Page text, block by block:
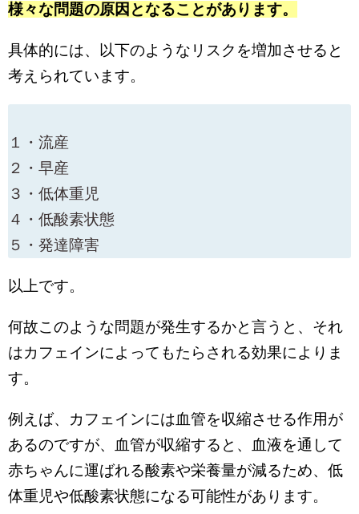
様々な問題の原因となることがあります。
具体的には、以下のようなリスクを増加させると
考えられています。
１・流産
２・早産
３・低体重児
４・低酸素状態
５・発達障害
以上です。
何故このような問題が発生するかと言うと、それ
はカフェインによってもたらされる効果によりま
す。
例えば、カフェインには血管を収縮させる作用が
あるのですが、血管が収縮すると、血液を通して
赤ちゃんに運ばれる酸素や栄養量が減るため、低
体重児や低酸素状態になる可能性があります。